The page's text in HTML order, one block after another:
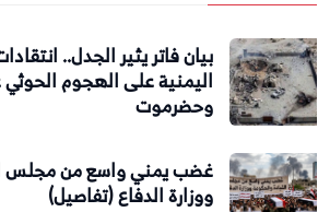
بيان فاتر يثير الجدل..
اليمنية على الهجوم
وحضرموت
غضب يمني واسع من مجلس
ووزارة الدفاع (تفاصيل)